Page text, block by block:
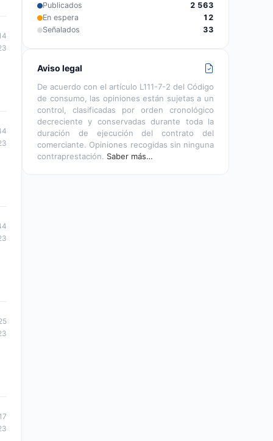
Publicados
2 563
En espera
12
Señalados
33
Aviso legal
De acuerdo con el artículo L111-7-2 del Código
de consumo, las opiniones están sujetas a un
control, clasificadas por orden cronológico
decreciente y conservadas durante toda la
duración de ejecución del contrato del
comerciante. Opiniones recogidas sin ninguna
contraprestación. Saber más…